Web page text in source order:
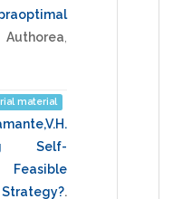
Authorea
material
Self-
.